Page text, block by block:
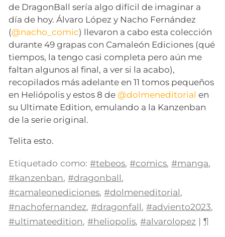
de DragonBall sería algo difícil de imaginar a
día de hoy. Álvaro López y Nacho Fernández
(@nacho_comic) llevaron a cabo esta colección
durante 49 grapas con Camaleón Ediciones (qué
tiempos, la tengo casi completa pero aún me
faltan algunos al final, a ver si la acabo),
recopilados más adelante en 11 tomos pequeños
en Heliópolis y estos 8 de @dolmeneditorial en
su Ultimate Edition, emulando a la Kanzenban
de la serie original.
Telita esto.
Etiquetado como: #tebeos,#comics,#manga,
#kanzenban,#dragonball,
#camaleonediciones,#dolmeneditorial,
#nachofernandez,#dragonfall,#adviento2023,
#ultimateedition,#heliopolis,#alvarolopez |¶